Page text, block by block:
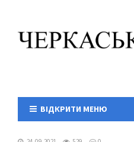
ВІДКРИТИ МЕНЮ